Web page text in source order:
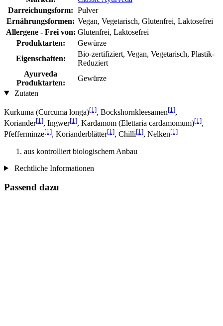
Darreichungsform: Pulver
Ernährungsformen: Vegan, Vegetarisch, Glutenfrei, Laktosefrei
Allergene - Frei von: Glutenfrei, Laktosefrei
Produktarten:
Gewürze
Eigenschaften:
Bio-zertifiziert, Vegan, Vegetarisch, Plastik-
Reduziert
Ayurveda
Produktarten:
Gewürze
Zutaten
Kurkuma (Curcuma longa)[1], Bockshornkleesamen[1],
Koriander[1], Ingwer[1], Kardamom (Elettaria cardamomum)[1],
Pfefferminze[1], Korianderblätter[1], Chilli[1], Nelken[1]
aus kontrolliert biologischem Anbau
Rechtliche Informationen
Passend dazu